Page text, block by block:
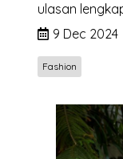
ulasan
9 Dec 2024
Fashion